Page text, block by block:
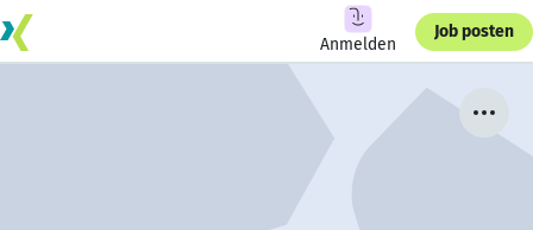
Anmelden
Job posten